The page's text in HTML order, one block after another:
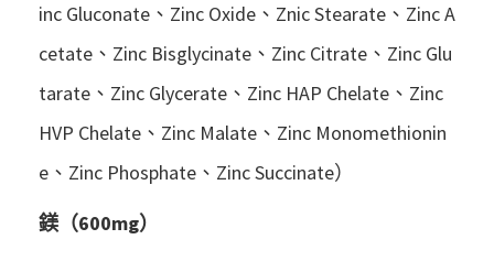
inc Gluconate、Zinc Oxide、Znic Stearate、Zinc A
cetate、Zinc Bisglycinate、Zinc Citrate、Zinc Glu
tarate、Zinc Glycerate、Zinc HAP Chelate、Zinc
HVP Chelate、Zinc Malate、Zinc Monomethionin
e、Zinc Phosphate、Zinc Succinate）
鎂（600mg）